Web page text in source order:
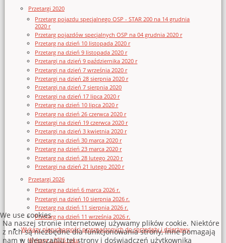
Przetargi 2020
Przetarg pojazdu specjalnego OSP - STAR 200 na 14 grudnia
2020 r
Przetarg pojazdów specjalnych OSP na 04 grudnia 2020 r
Przetarg na dzień 10 listopada 2020 r
Przetarg na dzień 9 listopada 2020 r
Przetargi na dzień 9 października 2020 r
Przetargi na dzień 7 września 2020 r
Przetargi na dzień 28 sierpnia 2020 r
Przetargi na dzień 7 sierpnia 2020
Przetargi na dzień 17 lipca 2020 r
Przetarg na dzień 10 lipca 2020 r
Przetarg na dzień 26 czerwca 2020 r
Przetargi na dzień 19 czerwca 2020 r
Przetargi na dzień 3 kwietnia 2020 r
Przetarg na dzień 30 marca 2020 r
Przetarg na dzień 23 marca 2020 r
Przetarg na dzień 28 lutego 2020 r
Przetargi na dzień 21 lutego 2020 r
Przetargi 2026
Przetarg na dzień 6 marca 2026 r.
Przetargi na dzień 10 sierpnia 2026 r.
Przetarg na dzień 11 sierpnia 2026 r.
Przetarg na dzień 11 września 2026 r.
Wykazy nieruchomości przeznaczonych do sprzedaży i dzierżawy
Wykazy z 2026 roku
We use cookies
Na naszej stronie internetowej używamy plików cookie. Niektóre
z nich są niezbędne dla funkcjonowania strony, inne pomagają
nam w ulepszaniu tej strony i doświadczeń użytkownika